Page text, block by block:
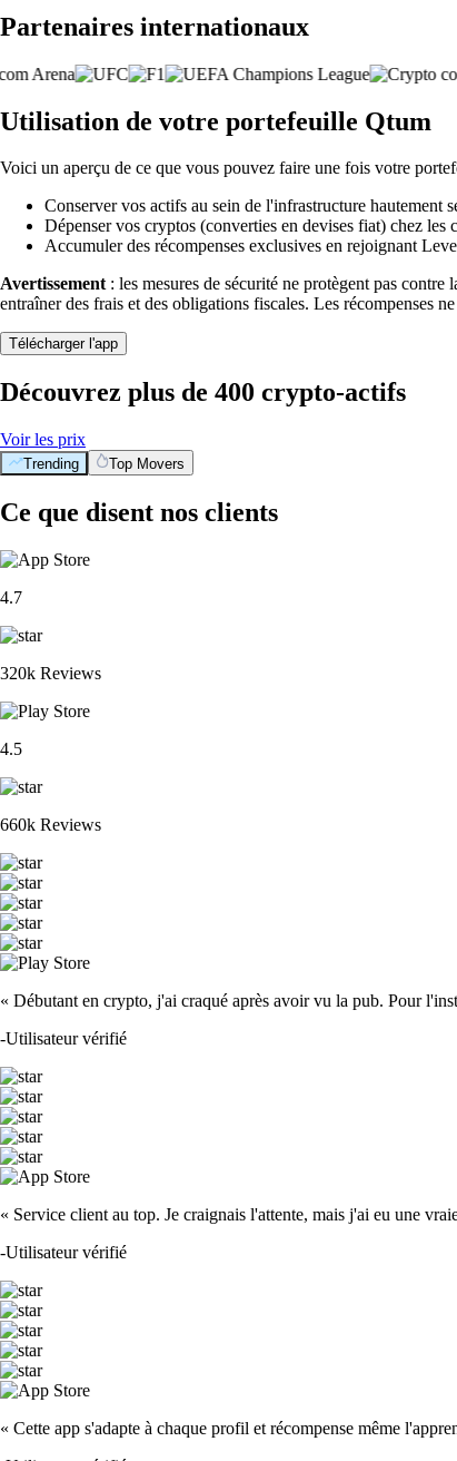
Partenaires internationaux
Utilisation de votre portefeuille Qtum
Voici un aperçu de ce que vous pouvez faire une fois votre
Conserver vos actifs au sein de l'infrastructure hautement
Dépenser vos cryptos (converties en devises fiat) chez les
Accumuler des récompenses exclusives en rejoignant
Avertissement : les mesures de sécurité ne protègent pas
entraîner des frais et des obligations fiscales. Les récompenses
Télécharger l'app
Découvrez plus de 400 crypto-actifs
Voir les prix
Trending Top Movers
Ce que disent nos clients
4.7
320k Reviews
4.5
660k Reviews
« Débutant en crypto, j'ai craqué après avoir vu la pub. Pour
-Utilisateur vérifié
« Service client au top. Je craignais l'attente, mais j'ai eu une
-Utilisateur vérifié
« Cette app s'adapte à chaque profil et récompense même